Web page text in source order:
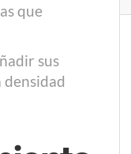
que
sus
densidad